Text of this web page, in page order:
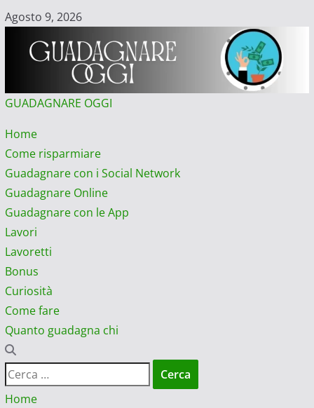
Vai
contenuto
Agosto 9, 2026
GUADAGNARE OGGI
Menu
principale
Home
Come risparmiare
Guadagnare con i Social Network
Guadagnare Online
Guadagnare con le App
Lavori
Lavoretti
Bonus
Curiosità
Come fare
Quanto guadagna chi
Ricerca
per:
Home